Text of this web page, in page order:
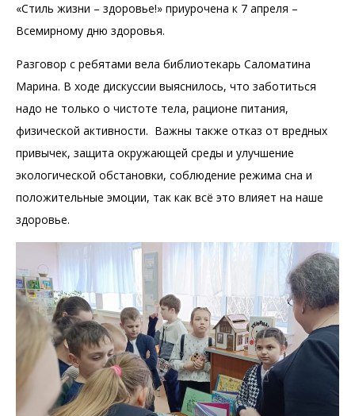
«Стиль жизни – здоровье!» приурочена к 7 апреля –
Всемирному дню здоровья.
Разговор с ребятами вела библиотекарь Саломатина
Марина. В ходе дискуссии выяснилось, что заботиться
надо не только о чистоте тела, рационе питания,
физической активности. Важны также отказ от вредных
привычек, защита окружающей среды и улучшение
экологической обстановки, соблюдение режима сна и
положительные эмоции, так как всё это влияет на наше
здоровье.